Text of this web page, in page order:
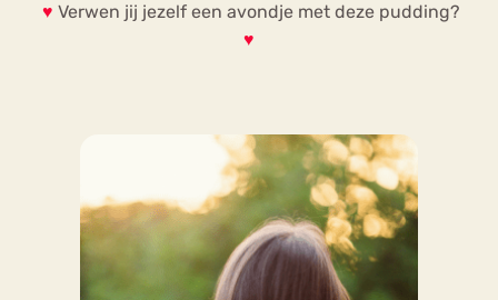
♥ Verwen jij jezelf een avondje met deze pudding?
♥